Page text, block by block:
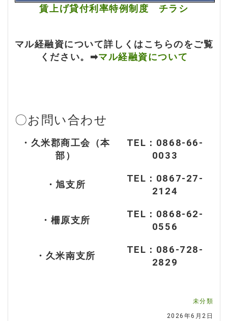
賃上げ貸付利率特例制度 チラシ
マル経融資について詳しくはこちらのをご覧
ください。➡マル経融資について
〇お問い合わせ
・久米郡商工会（本
部）
TEL：0868-66-
0033
・旭支所
TEL：0867-27-
2124
・柵原支所
TEL：0868-62-
0556
・久米南支所
TEL：086-728-
2829
未分類
2026年6月2日